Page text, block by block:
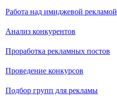
Работа над имиджевой рекламой
Анализ конкурентов
Проработка рекламных постов
Проведение конкурсов
Подбор групп для рекламы